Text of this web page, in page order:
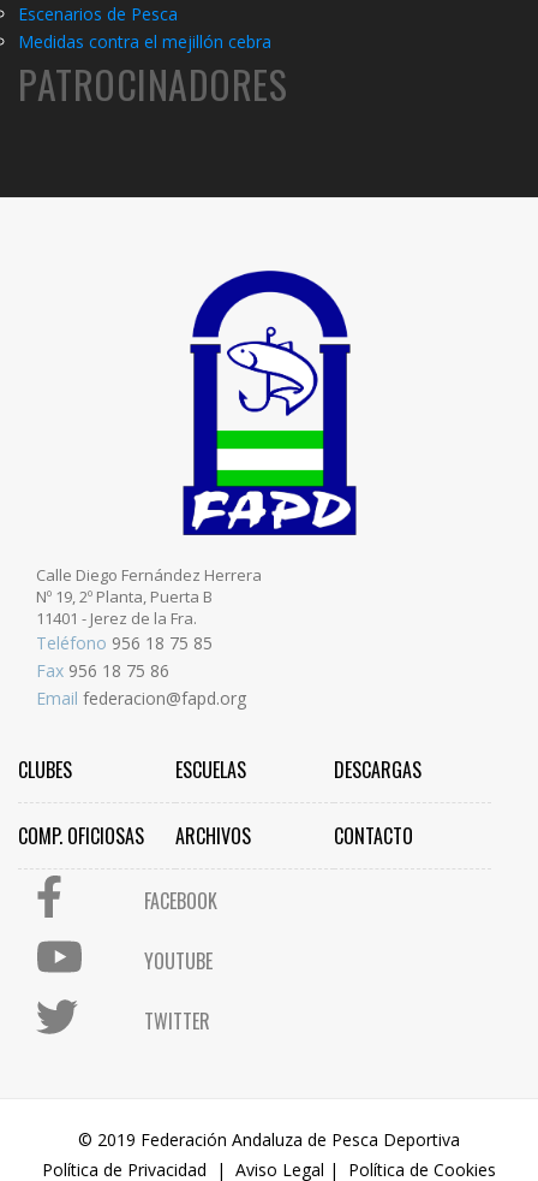
Escenarios de Pesca
Medidas contra el mejillón cebra
PATROCINADORES
Calle Diego Fernández Herrera
Nº 19, 2º Planta, Puerta B
11401 - Jerez de la Fra.
Teléfono 956 18 75 85
Fax 956 18 75 86
Email federacion@fapd.org
CLUBES ESCUELAS DESCARGAS
COMP. OFICIOSAS ARCHIVOS CONTACTO
FACEBOOK
YOUTUBE
TWITTER
© 2019 Federación Andaluza de Pesca Deportiva
Política de Privacidad
| Aviso Legal | Política de Cookies